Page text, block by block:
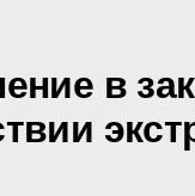
в